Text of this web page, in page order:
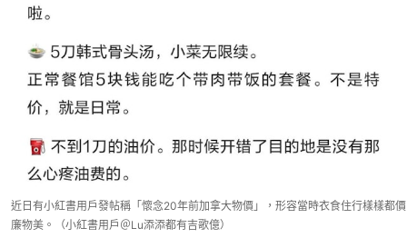
近日有小紅書用戶發帖稱「懷念20年前加拿大物價」，形容當時衣食住行樣樣都價
廉物美。（小紅書用戶＠Lu添添都有吉歌億）